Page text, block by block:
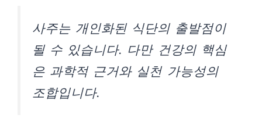
사주는 개인화된 식단의 출발점이
될 수 있습니다. 다만 건강의 핵심
은 과학적 근거와 실천 가능성의
조합입니다.